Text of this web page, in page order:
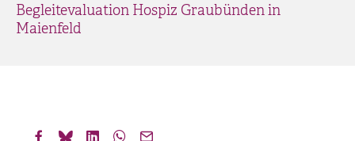
Begleitevaluation Hospiz Graubünden in
Maienfeld